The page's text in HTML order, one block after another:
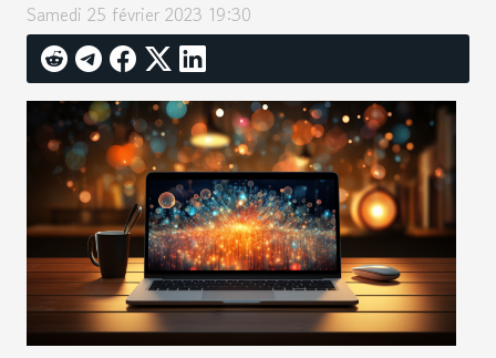
Samedi 25 février 2023 19:30